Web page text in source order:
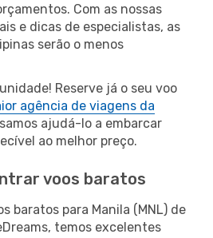
Com as nossas
e dicas de especialistas, as
serão o menos
Reserve já o seu voo
agência de viagens da
ajudá-lo a embarcar
ao melhor preço.
voos baratos
baratos para Manila (MNL) de
temos excelentes